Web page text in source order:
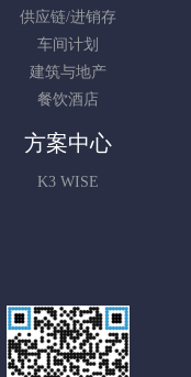
供应链/进销存
车间计划
建筑与地产
餐饮酒店
方案中心
K3 WISE